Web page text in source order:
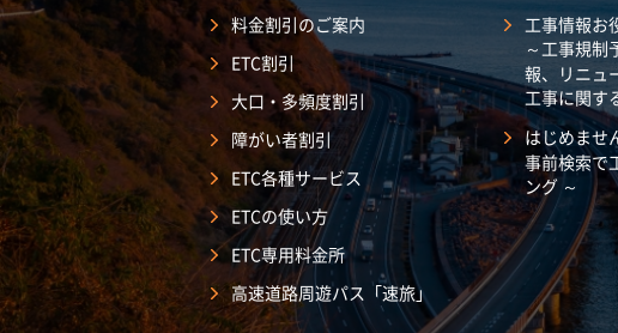
料金割引のご案内
ETC割引
大口・多頻度割引
障がい者割引
ETC各種サービス
ETCの使い方
ETC専用料金所
高速道路周遊パス「速旅」
工事情報お
～工事規制
報、リニュ
工事に関す
はじめませ
事前検索で
ング ～